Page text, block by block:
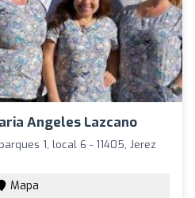
Angeles Lazcano
1, local 6 - 11405, Jerez
Mapa